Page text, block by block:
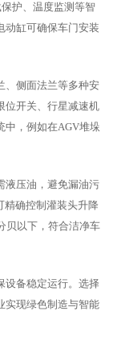
护、温度监测等智
动缸可确保车门安装
、侧面法兰等多种安
位开关、行星减速机
中，例如在AGV堆垛
液压油，避免漏油污
精确控制灌装头升降
贝以下，符合洁净车
设备稳定运行。选择
实现绿色制造与智能